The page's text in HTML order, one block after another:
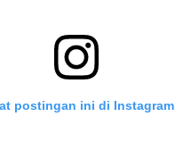
postingan ini di Instagram